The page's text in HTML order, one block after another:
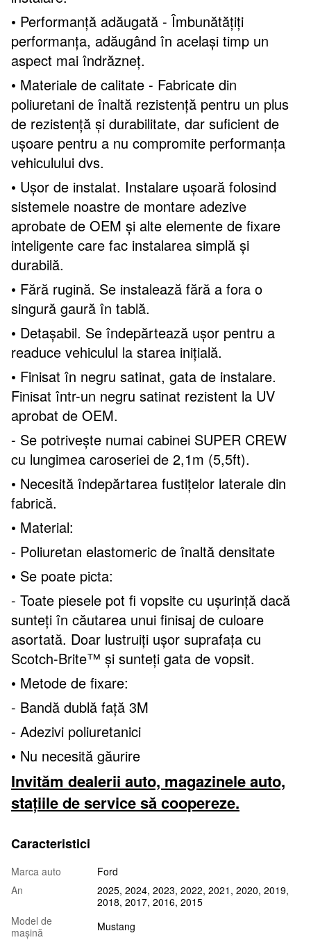
• Performanță adăugată - Îmbunătățiți
performanța, adăugând în același timp un
aspect mai îndrăzneț.
• Materiale de calitate - Fabricate din
poliuretani de înaltă rezistență pentru un plus
de rezistență și durabilitate, dar suficient de
ușoare pentru a nu compromite performanța
vehiculului dvs.
• Ușor de instalat. Instalare ușoară folosind
sistemele noastre de montare adezive
aprobate de OEM și alte elemente de fixare
inteligente care fac instalarea simplă și
durabilă.
• Fără rugină. Se instalează fără a fora o
singură gaură în tablă.
• Detașabil. Se îndepărtează ușor pentru a
readuce vehiculul la starea inițială.
• Finisat în negru satinat, gata de instalare.
Finisat într-un negru satinat rezistent la UV
aprobat de OEM.
- Se potrivește numai cabinei SUPER CREW
cu lungimea caroseriei de 2,1m (5,5ft).
• Necesită îndepărtarea fustițelor laterale din
fabrică.
• Material:
- Poliuretan elastomeric de înaltă densitate
• Se poate picta:
- Toate piesele pot fi vopsite cu ușurință dacă
sunteți în căutarea unui finisaj de culoare
asortată. Doar lustruiți ușor suprafața cu
Scotch-Brite™ și sunteți gata de vopsit.
• Metode de fixare:
- Bandă dublă față 3M
- Adezivi poliuretanici
• Nu necesită găurire
Invităm dealerii auto, magazinele auto,
stațiile de service să coopereze.
Caracteristici
Marca auto
Ford
An
2025, 2024, 2023, 2022, 2021, 2020, 2019,
2018, 2017, 2016, 2015
Model de
mașină
Mustang